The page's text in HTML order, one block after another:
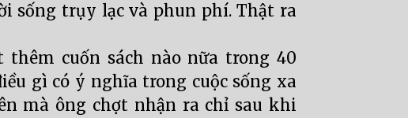
sống trụy lạc và phun phí. Thật ra
cuốn sách nào nữa trong 40
gì có ý nghĩa trong cuộc sống xa
mà ông chợt nhận ra chỉ sau khi